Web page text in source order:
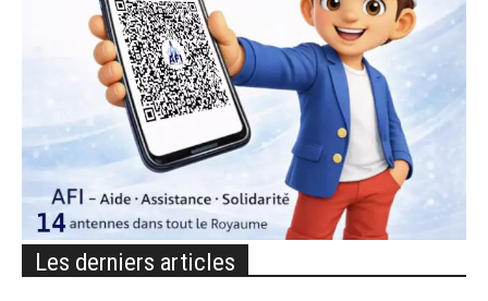
Les derniers articles